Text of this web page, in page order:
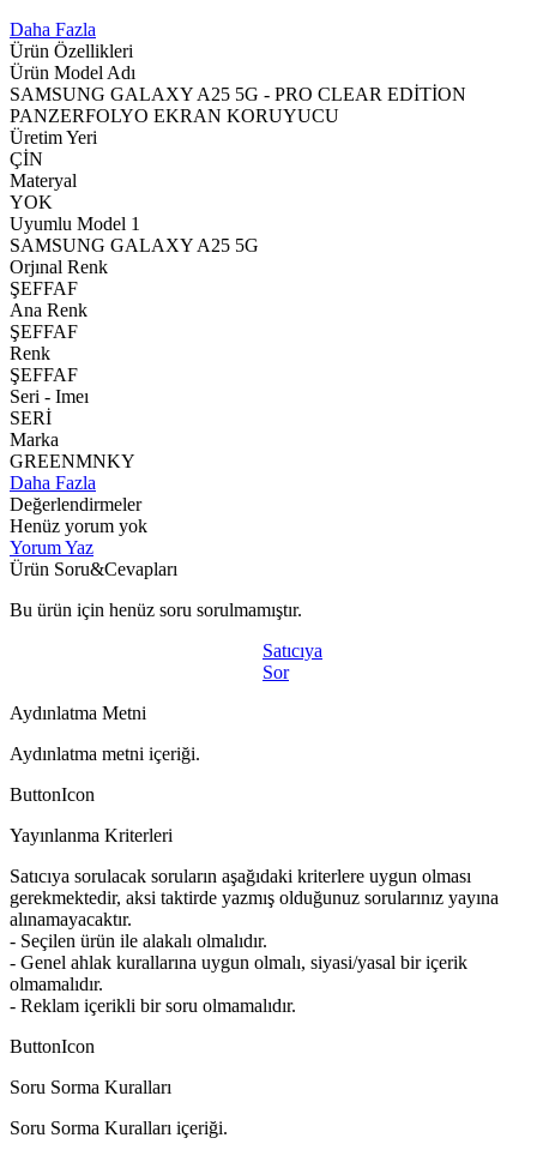
Daha Fazla
Ürün Özellikleri
Ürün Model Adı
SAMSUNG GALAXY A25 5G - PRO CLEAR EDİTİON
PANZERFOLYO EKRAN KORUYUCU
Üretim Yeri
ÇİN
Materyal
YOK
Uyumlu Model 1
SAMSUNG GALAXY A25 5G
Orjınal Renk
ŞEFFAF
Ana Renk
ŞEFFAF
Renk
ŞEFFAF
Seri - Imeı
SERİ
Marka
GREENMNKY
Daha Fazla
Değerlendirmeler
Henüz yorum yok
Yorum Yaz
Ürün Soru&Cevapları
Bu ürün için henüz soru sorulmamıştır.
Satıcıya
Sor
Aydınlatma Metni
Aydınlatma metni içeriği.
ButtonIcon
Yayınlanma Kriterleri
Satıcıya sorulacak soruların aşağıdaki kriterlere uygun olması
gerekmektedir, aksi taktirde yazmış olduğunuz sorularınız yayına
alınamayacaktır.
- Seçilen ürün ile alakalı olmalıdır.
- Genel ahlak kurallarına uygun olmalı, siyasi/yasal bir içerik
olmamalıdır.
- Reklam içerikli bir soru olmamalıdır.
ButtonIcon
Soru Sorma Kuralları
Soru Sorma Kuralları içeriği.